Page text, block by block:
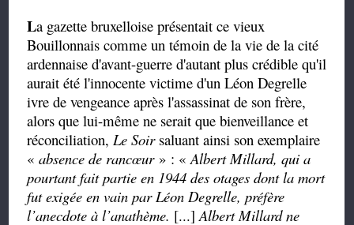
La gazette bruxelloise présentait ce vieux
Bouillonnais comme un témoin de la vie de la cité
ardennaise d'avant-guerre d'autant plus crédible qu'il
aurait été l'innocente victime d'un Léon Degrelle
ivre de vengeance après l'assassinat de son frère,
alors que lui-même ne serait que bienveillance et
réconciliation, Le Soirsaluant ainsi son exemplaire
«absence de rancœur» : «Albert Millard, qui a
pourtant fait partie en 1944 des otages dont la mort
fut exigée en vain par Léon Degrelle, préfère
l’anecdote à l’anathème. [...] Albert Millard ne